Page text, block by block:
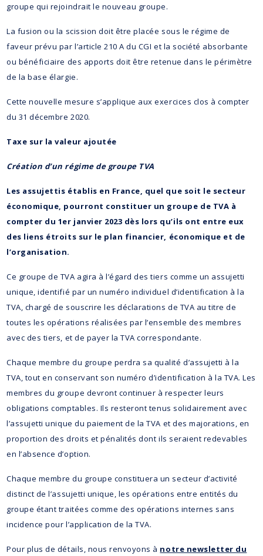
groupe qui rejoindrait le nouveau groupe.
La fusion ou la scission doit être placée sous le régime de
faveur prévu par l’article 210 A du CGI et la société absorbante
ou bénéficiaire des apports doit être retenue dans le périmètre
de la base élargie.
Cette nouvelle mesure s’applique aux exercices clos à compter
du 31 décembre 2020.
Taxe sur la valeur ajoutée
Création d’un régime de groupe TVA
Les assujettis établis en France, quel que soit le secteur
économique, pourront constituer un groupe de TVA à
compter du 1er janvier 2023 dès lors qu’ils ont entre eux
des liens étroits sur le plan financier, économique et de
l’organisation.
Ce groupe de TVA agira à l’égard des tiers comme un assujetti
unique, identifié par un numéro individuel d’identification à la
TVA, chargé de souscrire les déclarations de TVA au titre de
toutes les opérations réalisées par l’ensemble des membres
avec des tiers, et de payer la TVA correspondante.
Chaque membre du groupe perdra sa qualité d’assujetti à la
TVA, tout en conservant son numéro d’identification à la TVA. Les
membres du groupe devront continuer à respecter leurs
obligations comptables. Ils resteront tenus solidairement avec
l’assujetti unique du paiement de la TVA et des majorations, en
proportion des droits et pénalités dont ils seraient redevables
en l’absence d’option.
Chaque membre du groupe constituera un secteur d’activité
distinct de l’assujetti unique, les opérations entre entités du
groupe étant traitées comme des opérations internes sans
incidence pour l’application de la TVA.
Pour plus de détails, nous renvoyons à notre newsletter du